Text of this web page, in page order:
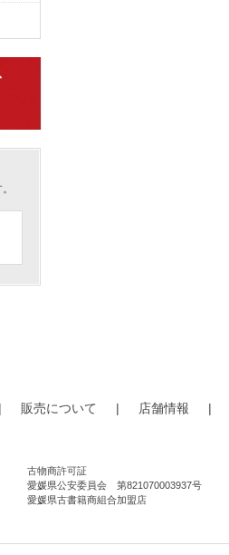
| 販売について | 店舗情報 |
古物商許可証
愛媛県公安委員会 第821070003937号
愛媛県古書籍商組合加盟店